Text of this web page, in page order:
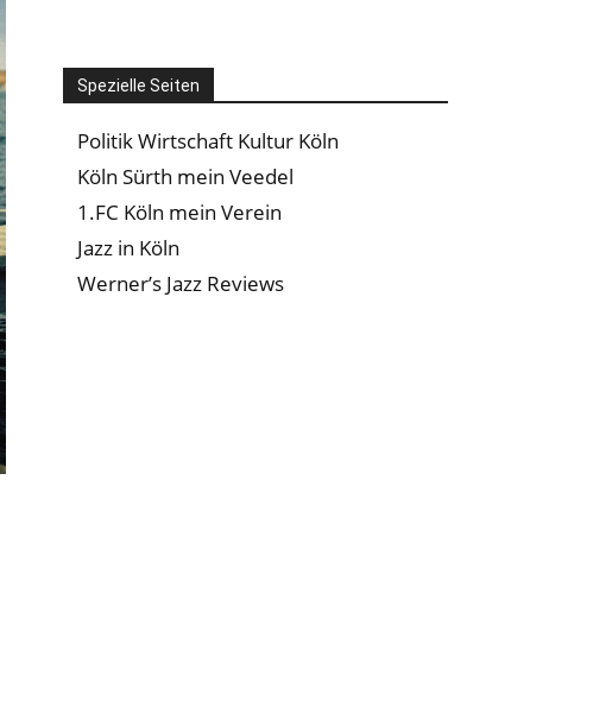
Spezielle Seiten
Politik Wirtschaft Kultur Köln
Köln Sürth mein Veedel
1.FC Köln mein Verein
Jazz in Köln
Werner’s Jazz Reviews